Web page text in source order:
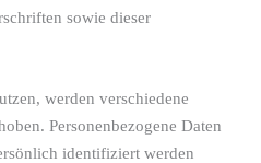
sowie dieser
werden verschiedene
Personenbezogene Daten
identifiziert werden